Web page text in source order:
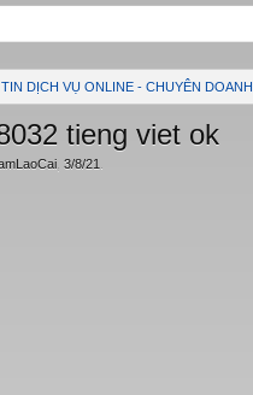
DỊCH VỤ ONLINE - CHUYÊN DOANH
tieng viet ok
3/8/21